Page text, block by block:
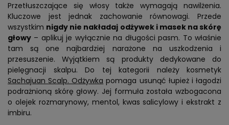
Przetłuszczające się włosy także wymagają nawilżenia.
Kluczowe jest jednak zachowanie równowagi. Przede
wszystkim nigdy nie nakładaj odżywek i masek na skórę
głowy – aplikuj je wyłącznie na długości pasm. To właśnie
tam są one najbardziej narażone na uszkodzenia i
przesuszenie. Wyjątkiem są produkty dedykowane do
pielęgnacji skalpu. Do tej kategorii należy kosmetyk
Sachajuan Scalp. Odżywka pomaga usunąć łupież i łagodzi
podrażnioną skórę głowy. Jej formuła została wzbogacona
o olejek rozmarynowy, mentol, kwas salicylowy i ekstrakt z
imbiru.